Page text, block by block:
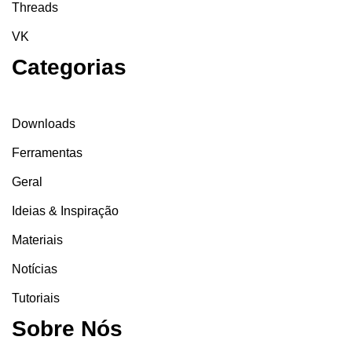
Threads
VK
Categorias
Downloads
Ferramentas
Geral
Ideias & Inspiração
Materiais
Notícias
Tutoriais
Sobre Nós